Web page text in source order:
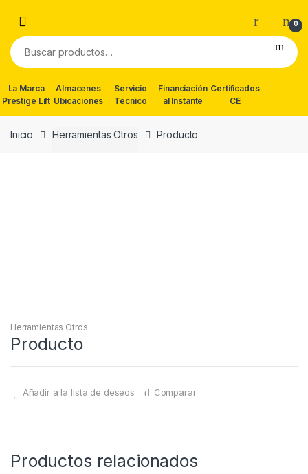
navigation
content
0
Buscar
por:
La Marca
Prestige Lift
Almacenes
Ubicaciones
Servicio
Técnico
Financiación
al Instante
Certificados
CE
Inicio Herramientas Otros Producto
Herramientas Otros
Producto
Añadir a la lista de deseos Comparar
Productos relacionados